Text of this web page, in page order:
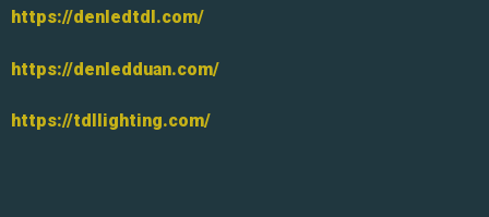
https://denledtdl.com/
https://denledduan.com/
https://tdllighting.com/